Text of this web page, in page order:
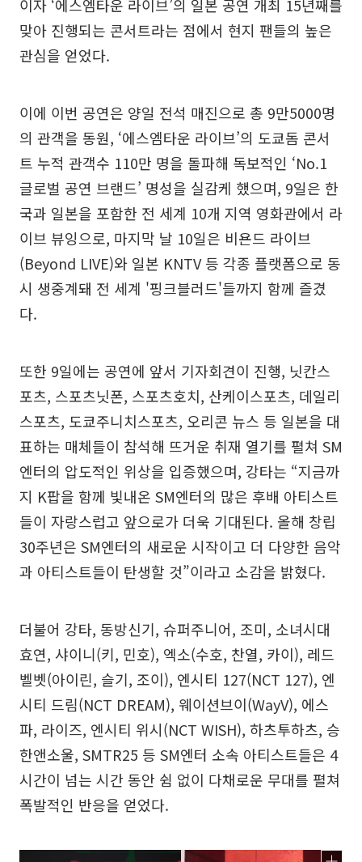
이자 ‘에스엠타운 라이브’의 일본 공연 개최 15년째를
맞아 진행되는 콘서트라는 점에서 현지 팬들의 높은
관심을 얻었다.
이에 이번 공연은 양일 전석 매진으로 총 9만5000명
의 관객을 동원, ‘에스엠타운 라이브’의 도쿄돔 콘서
트 누적 관객수 110만 명을 돌파해 독보적인 ‘No.1
글로벌 공연 브랜드’ 명성을 실감케 했으며, 9일은 한
국과 일본을 포함한 전 세계 10개 지역 영화관에서 라
이브 뷰잉으로, 마지막 날 10일은 비욘드 라이브
(Beyond LIVE)와 일본 KNTV 등 각종 플랫폼으로 동
시 생중계돼 전 세계 '핑크블러드'들까지 함께 즐겼
다.
또한 9일에는 공연에 앞서 기자회견이 진행, 닛칸스
포츠, 스포츠닛폰, 스포츠호치, 산케이스포츠, 데일리
스포츠, 도쿄주니치스포츠, 오리콘 뉴스 등 일본을 대
표하는 매체들이 참석해 뜨거운 취재 열기를 펼쳐 SM
엔터의 압도적인 위상을 입증했으며, 강타는 “지금까
지 K팝을 함께 빛내온 SM엔터의 많은 후배 아티스트
들이 자랑스럽고 앞으로가 더욱 기대된다. 올해 창립
30주년은 SM엔터의 새로운 시작이고 더 다양한 음악
과 아티스트들이 탄생할 것”이라고 소감을 밝혔다.
더불어 강타, 동방신기, 슈퍼주니어, 조미, 소녀시대
효연, 샤이니(키, 민호), 엑소(수호, 찬열, 카이), 레드
벨벳(아이린, 슬기, 조이), 엔시티 127(NCT 127), 엔
시티 드림(NCT DREAM), 웨이션브이(WayV), 에스
파, 라이즈, 엔시티 위시(NCT WISH), 하츠투하츠, 승
한앤소울, SMTR25 등 SM엔터 소속 아티스트들은 4
시간이 넘는 시간 동안 쉼 없이 다채로운 무대를 펼쳐
폭발적인 반응을 얻었다.